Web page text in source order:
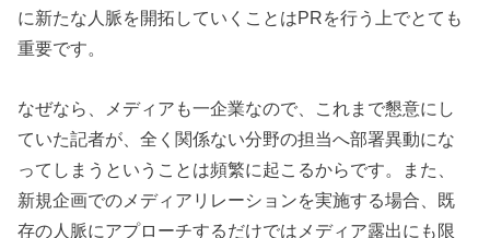
に新たな人脈を開拓していくことはPRを行う上でとても
重要です。
なぜなら、メディアも一企業なので、これまで懇意にし
ていた記者が、全く関係ない分野の担当へ部署異動にな
ってしまうということは頻繁に起こるからです。また、
新規企画でのメディアリレーションを実施する場合、既
存の人脈にアプローチするだけではメディア露出にも限